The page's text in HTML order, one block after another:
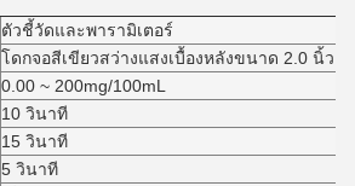
ตัวชี้วัดและพารามิเตอร์
โดกจอสีเขียวสว่างแสงเบื้องหลังขนาด 2.0 นิ้ว
0.00 ~ 200mg/100mL
10 วินาที
15 วินาที
5 วินาที